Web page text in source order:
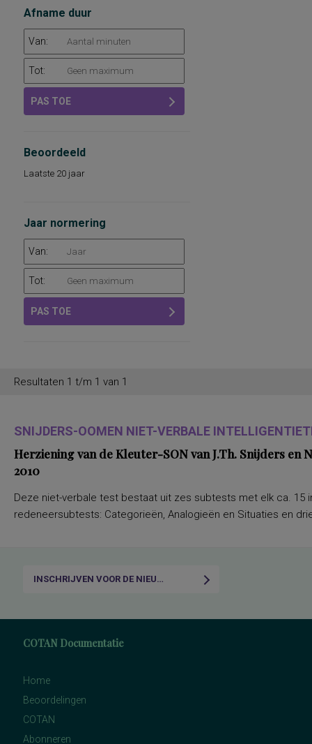
Afname duur
Van:
Tot:
PAS TOE
Beoordeeld
Laatste 20 jaar
Jaar normering
Van:
Tot:
PAS TOE
Resultaten 1 t/m 1 van 1
SNIJDERS-OOMEN NIET-VERBALE
Herziening van de Kleuter-SON van J.Th. Snijders en
2010
Deze niet-verbale test bestaat uit zes subtests met elk ca. 15
redeneersubtests: Categorieën, Analogieën en Situaties en
INSCHRIJVEN VOOR DE NIEUWSBRIEF
COTAN Documentatie
Home
Beoordelingen
COTAN
Abonneren